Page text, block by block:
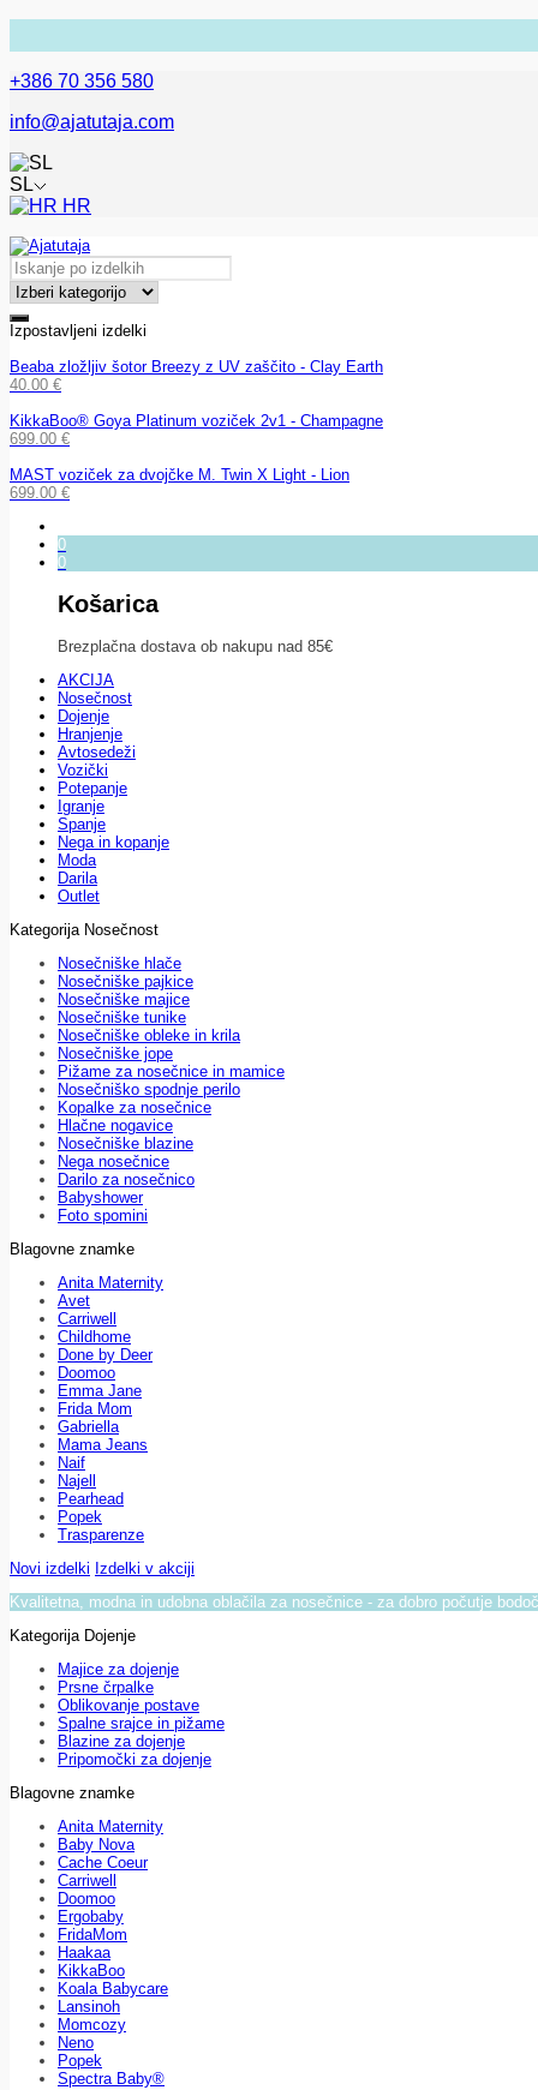
+386 70 356 580
info@ajatutaja.com
SL
HR
Izpostavljeni izdelki
Beaba zložljiv šotor Breezy z UV zaščito - Clay Earth
40.00 €
KikkaBoo® Goya Platinum voziček 2v1 - Champagne
699.00 €
MAST voziček za dvojčke M. Twin X Light - Lion
699.00 €
0
0
Košarica
Brezplačna dostava ob nakupu nad 85€
AKCIJA
Nosečnost
Dojenje
Hranjenje
Avtosedeži
Vozički
Potepanje
Igranje
Spanje
Nega in kopanje
Moda
Darila
Outlet
Kategorija Nosečnost
Nosečniške hlače
Nosečniške pajkice
Nosečniške majice
Nosečniške tunike
Nosečniške obleke in krila
Nosečniške jope
Pižame za nosečnice in mamice
Nosečniško spodnje perilo
Kopalke za nosečnice
Hlačne nogavice
Nosečniške blazine
Nega nosečnice
Darilo za nosečnico
Babyshower
Foto spomini
Blagovne znamke
Anita Maternity
Avet
Carriwell
Childhome
Done by Deer
Doomoo
Emma Jane
Frida Mom
Gabriella
Mama Jeans
Naif
Najell
Pearhead
Popek
Trasparenze
Novi izdelki Izdelki v akciji
Kvalitetna, modna in udobna oblačila za nosečnice - za dobro počutje
Kategorija Dojenje
Majice za dojenje
Prsne črpalke
Oblikovanje postave
Spalne srajce in pižame
Blazine za dojenje
Pripomočki za dojenje
Blagovne znamke
Anita Maternity
Baby Nova
Cache Coeur
Carriwell
Doomoo
Ergobaby
FridaMom
Haakaa
KikkaBoo
Koala Babycare
Lansinoh
Momcozy
Neno
Popek
Spectra Baby®